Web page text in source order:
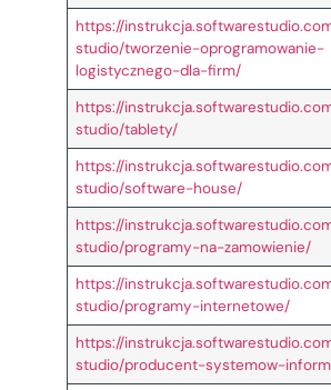
https://
studio/tworzenie-oprogramowanie-
logistycznego-dla-firm/
https://
studio/tablety/
https://
studio/software-house/
https://
studio/programy-na-zamowienie/
https://
studio/programy-internetowe/
https://
studio/producent-systemow-